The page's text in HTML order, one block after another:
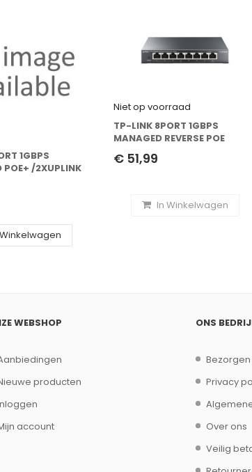
1GBPS
POE+ /2XUPLINK
Niet op voorraad
TP-LINK 8PORT 1GBPS
MANAGED REVERSE POE
€ 51,99
In Winkelwagen
WEBSHOP
producten
account
ONS
Privacy
Over ons
Veilig